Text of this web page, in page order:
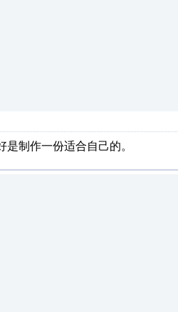
制作一份适合自己的。